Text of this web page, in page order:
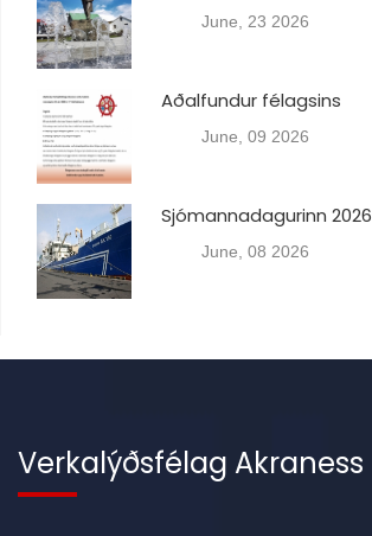
June, 23 2026
Aðalfundur félagsins
June, 09 2026
Sjómannadagurinn 2026
June, 08 2026
Verkalýðsfélag Akraness